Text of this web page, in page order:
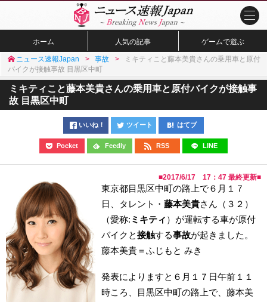
ホーム 人気の記事 ゲームで遊ぶ
ニュース速報Japan 事故
ミキティこと藤本美貴さんの乗用車と原付
バイクが接触事故 目黒区中町
ミキティこと藤本美貴さんの乗用車と原付バイクが接触事
故 目黒区中町
いいね！ ツイート はてブ
Pocket Feedly RSS LINE
■2017/6/17 17：47 最終更新■
東京都目黒区中町の路上で６月１７
日、タレント・ 藤本美貴さん（３２）
（愛称: ミキティ ）が運転する車が原付
バイクと接触する事故が起きました。
藤本美貴＝ふじもと みき
発表によりますと６月１７日午前１１
時ころ、目黒区中町の路上で、藤本美